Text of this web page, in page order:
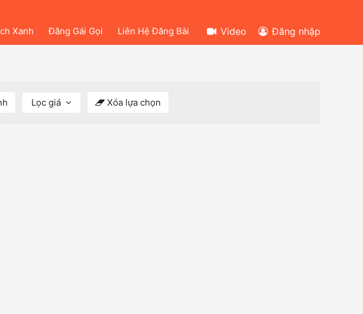
Xanh Đăng Gái Gọi Liên Hệ Đăng Bài Video Đăng nhập
Lọc giá Xóa lựa chọn